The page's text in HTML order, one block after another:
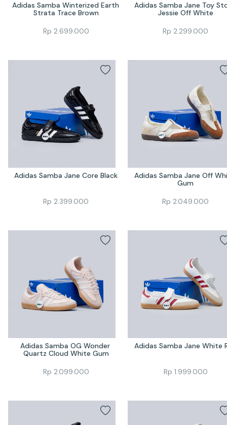
Adidas Samba Winterized Earth
Strata Trace Brown
Rp 2.699.000
Adidas Samba Jane Toy
Jessie Off White
Rp 2.299.000
Adidas Samba Jane Core Black
Rp 2.399.000
Adidas Samba Jane Off
Gum
Rp 2.049.000
Adidas Samba OG Wonder
Quartz Cloud White Gum
Rp 2.099.000
Adidas Samba Jane White
Rp 1.999.000